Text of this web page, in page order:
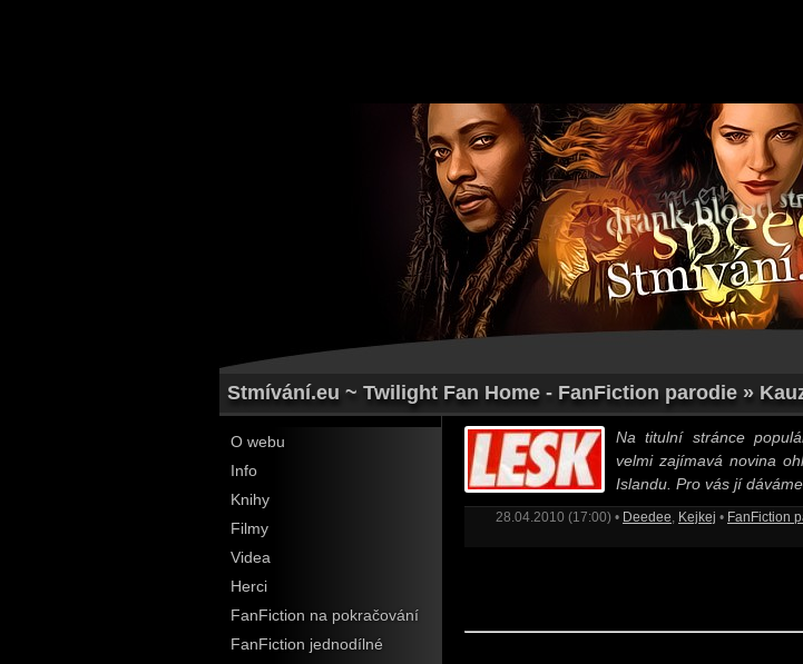
Stmívání.eu ~ Twilight Fan Home - FanFiction parodie »
O webu
Info
Knihy
Filmy
Videa
Herci
FanFiction na pokračování
FanFiction jednodílné
Na titulní stránce
velmi zajímavá novina
Islandu. Pro vás jí
28.04.2010 (17:00) • Deedee Kejkej • FanFiction